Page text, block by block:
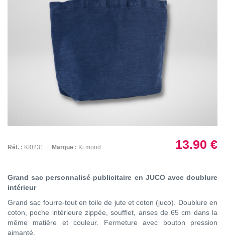
Réf. : KI0231 Marque : Ki.mood 13.90 €
Grand sac personnalisé publicitaire en JUCO avce doublure
intérieur
Grand sac fourre-tout en toile de jute et coton (juco). Doublure en
coton, poche intérieure zippée, soufflet, anses de 65 cm dans la
même matière et couleur. Fermeture avec bouton pression
aimanté.